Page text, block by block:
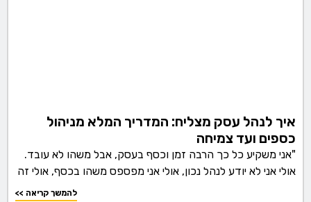
איך לנהל עסק מצליח: המדריך המלא מניהול
כספים ועד צמיחה
"אני משקיע כל כך הרבה זמן וכסף בעסק, אבל משהו לא עובד.
אולי אני לא יודע לנהל נכון, אולי אני מפספס משהו בכסף, אולי זה
<< להמשך קריאה